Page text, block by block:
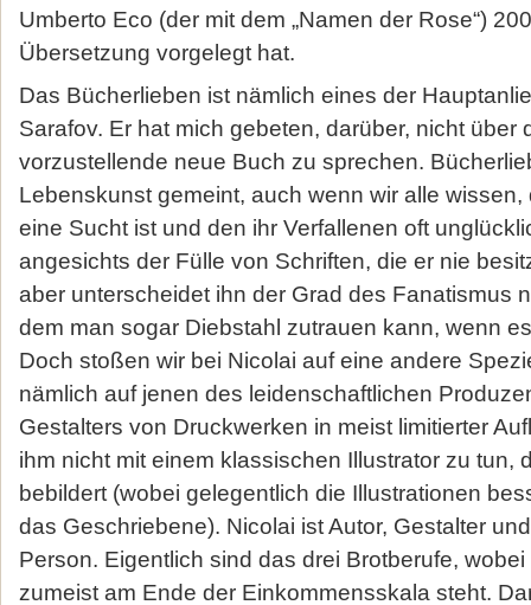
Umberto Eco (der mit dem „Namen der Rose“)
Übersetzung vorgelegt hat.
Das Bücherlieben ist nämlich eines der
Sarafov. Er hat mich gebeten, darüber, nicht über
vorzustellende neue Buch zu sprechen.
Lebenskunst gemeint, auch wenn wir alle
eine Sucht ist und den ihr Verfallenen oft
angesichts der Fülle von Schriften, die er nie
aber unterscheidet ihn der Grad des Fanatismus
dem man sogar Diebstahl zutrauen kann, wenn
Doch stoßen wir bei Nicolai auf eine andere
nämlich auf jenen des leidenschaftlichen
Gestalters von Druckwerken in meist limitierter
ihm nicht mit einem klassischen Illustrator zu tun,
bebildert (wobei gelegentlich die Illustrationen
das Geschriebene). Nicolai ist Autor, Gestalter
Person. Eigentlich sind das drei Brotberufe,
zumeist am Ende der Einkommensskala steht.